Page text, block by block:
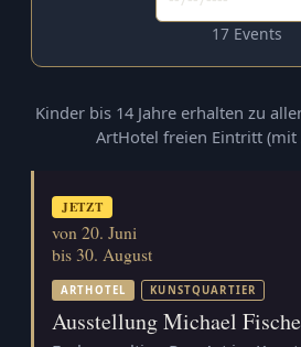
17 Events
Kinder bis 14 Jahre erhalten zu
ArtHotel freien Eintritt (mit
JETZT
von 20. Juni
bis 30. August
ARTHOTEL KUNSTQUARTIER
Ausstellung Michael